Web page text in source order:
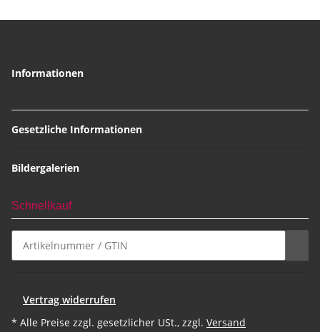
Informationen
Gesetzliche Informationen
Bildergalerien
Schnellkauf
Vertrag widerrufen
* Alle Preise zzgl. gesetzlicher USt., zzgl. Versand